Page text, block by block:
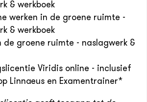
& werkboek
werken in de groene ruimte -
& werkboek
de groene ruimte - naslagwerk &
Viridis online - inclusief
Linnaeus en Examentrainer*